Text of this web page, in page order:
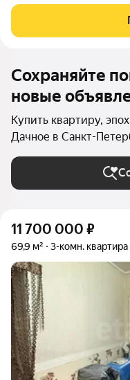
один взрослый
планировка Дом
Сохраняйте
новые
Купить квартиру,
Дачное в Санкт-
11 700 000 ₽
69,9 м² 3-комн. квартира